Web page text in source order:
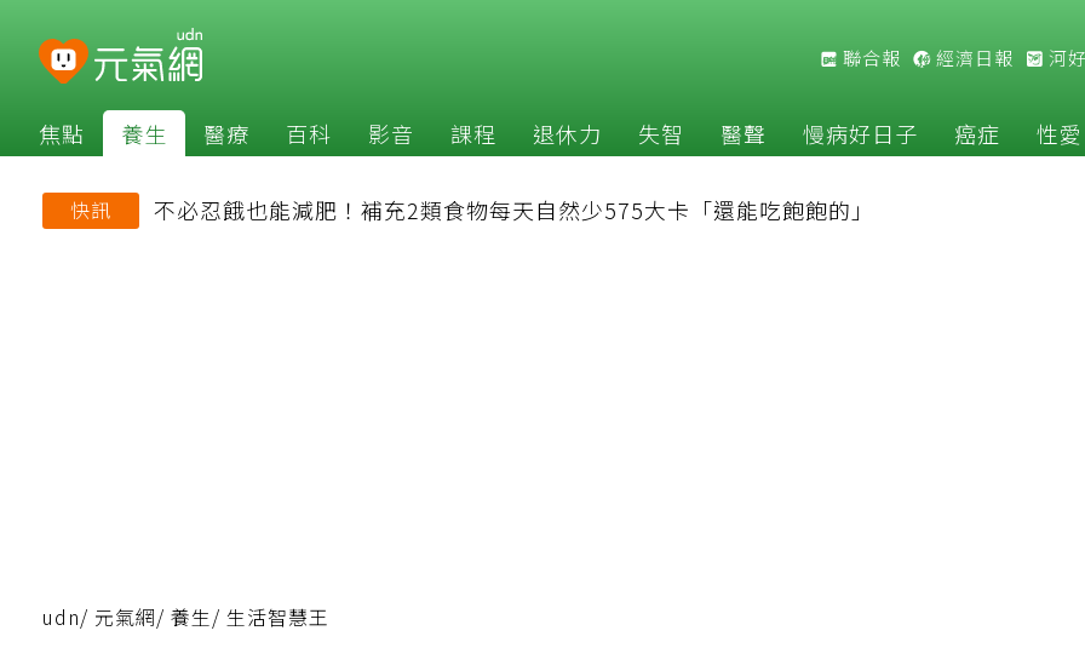
聯合報 經濟日報 河
焦點 養生 醫療 百科 影音 課程 退休力 失智 醫聲 慢病好日子 癌症 性愛
快訊 不必忍餓也能減肥！補充2類食物每天自然少575大卡「還能吃飽飽的」
udn/ 元氣網/ 養生/ 生活智慧王